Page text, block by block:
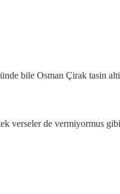
bile Osman Çirak tasin
verseler de vermiyormus